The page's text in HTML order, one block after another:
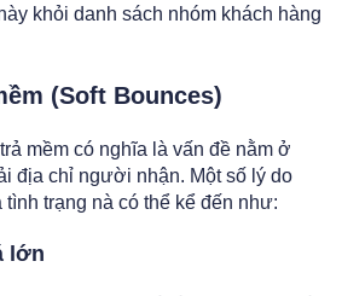
khỏi danh sách nhóm khách hàng
(Soft Bounces)
mềm có nghĩa là vấn đề nằm ở
địa chỉ người nhận. Một số lý do
trạng nà có thể kể đến như:
lớn